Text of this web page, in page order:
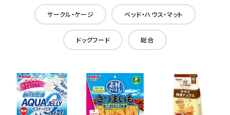
サークル・ケージ ベッド・ハウス・マット
ドッグフード 総合